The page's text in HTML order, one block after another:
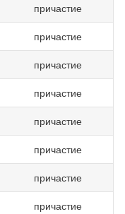
причастие
причастие
причастие
причастие
причастие
причастие
причастие
причастие